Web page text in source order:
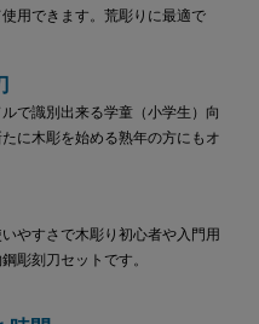
用できます。荒彫りに最適で
で識別出来る学童（小学生）向
に木彫を始める熟年の方にもオ
やすさで木彫り初心者や入門用
彫刻刀セットです。